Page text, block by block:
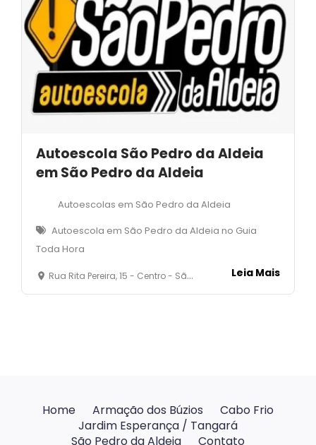
Autoescola São Pedro da Aldeia
em São Pedro da Aldeia
Autoescolas em São Pedro da Aldeia
Autoescola em São Pedro da Aldeia no Guia
Toda Hora
Rua Rita Pereira, 15 - Centro - São Pedro da Aldeia - RJ Leia Mais
Home Armação dos Búzios
Cabo Frio
Jardim Esperança / Tangará
São Pedro da Aldeia
Contato